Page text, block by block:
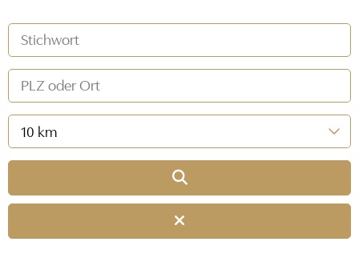
10 km